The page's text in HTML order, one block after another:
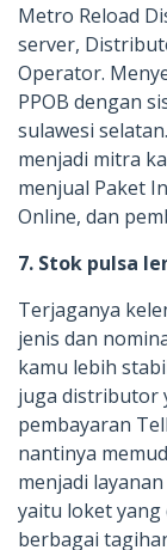
Metro Reload
server,
Operator.
PPOB dengan
sulawesi
menjadi mitra
menjual Paket
Online, dan
7. Stok pulsa
Terjaganya
jenis dan
kamu lebih
juga distributor
pembayaran
nantinya
menjadi
yaitu loket
berbagai